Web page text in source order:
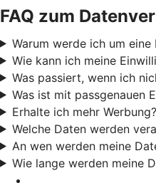
FAQ zum
Warum werde ich um
Wie kann ich meine
Was passiert, wenn ich
Was ist mit passgenauen
Erhalte ich mehr Werbung?
Welche Daten werden
An wen werden meine
Wie lange werden meine